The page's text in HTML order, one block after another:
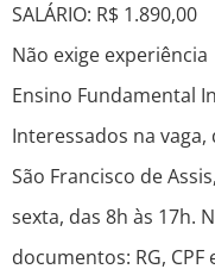
SALÁRIO: R$ 1.890,00
Não exige experiência
Ensino Fundamental
Interessados na vaga,
São Francisco de
sexta, das 8h às 17h.
documentos: RG,